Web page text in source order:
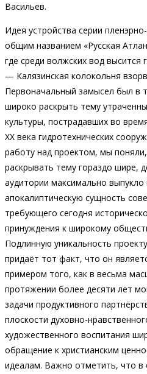
Васильев.
Идея устройства серии
общим названием «Русская
где среди волжских вод
— Калязинская колокольня
Первоначальный замысел был в
широко раскрыть тему
культуры, пострадавших во
ХХ века гидротехнических
работу над проектом, мы
раскрывать тему гораздо шире,
аудитории максимально
апокалиптическую сущность
требующего сегодня
принуждения к широкому
Подлинную уникальность
придаёт тот факт, что он
примером того, как в весьма
протяжении более десяти лет
задачи продуктивного
плоскости духовно-
художественного воспитания
обращение к христианским
идеалам. Важно отметить, что в